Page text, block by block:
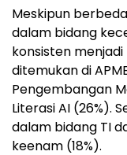
Meskipun
dalam bidang
konsisten
ditemukan di
Pengembangan
Literasi AI (26%).
dalam bidang TI
keenam (18%).